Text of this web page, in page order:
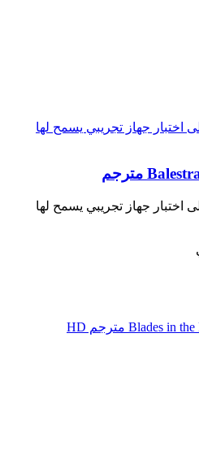
اختبار جهاز تجريبي يسمح لها
اختبار جهاز تجريبي يسمح لها